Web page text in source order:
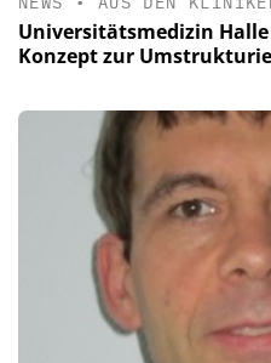
Universitätsmedizin
Konzept zur